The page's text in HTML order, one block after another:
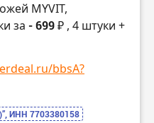
MYVIT,
за - 699 ₽ , 4 штуки +
bbsA?
ИНН 7703380158